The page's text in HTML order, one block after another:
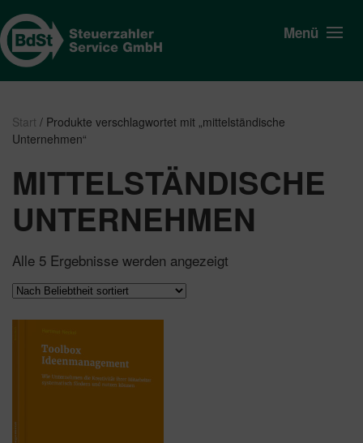
Menü
Start / Produkte verschlagwortet mit „mittelständische
Unternehmen“
MITTELSTÄNDISCHE
UNTERNEHMEN
Alle 5 Ergebnisse werden angezeigt